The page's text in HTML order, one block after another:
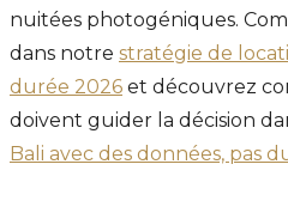
nuitées photogéniques.
dans notre stratégie de
durée 2026 et découvrez
doivent guider la décision
Bali avec des données, pas